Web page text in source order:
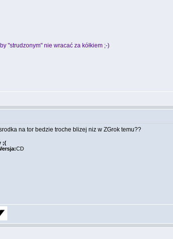
"strudzonym" nie wracać za kółkiem ;-)
na tor bedzie troche blizej niz w ZGrok temu??
;(
CD